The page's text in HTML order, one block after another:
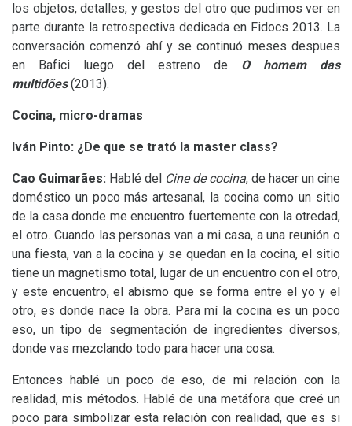
los objetos, detalles, y gestos del otro que pudimos ver en
parte durante la retrospectiva dedicada en Fidocs 2013. La
conversación comenzó ahí y se continuó meses despues
en Bafici luego del estreno de O homem das
multidões(2013).
Cocina, micro-dramas
Iván Pinto: ¿De que se trató la master class?
Cao Guimarães: Hablé del Cine de cocina, de hacer un cine
doméstico un poco más artesanal, la cocina como un sitio
de la casa donde me encuentro fuertemente con la otredad,
el otro. Cuando las personas van a mi casa, a una reunión o
una fiesta, van a la cocina y se quedan en la cocina, el sitio
tiene un magnetismo total, lugar de un encuentro con el otro,
y este encuentro, el abismo que se forma entre el yo y el
otro, es donde nace la obra. Para mí la cocina es un poco
eso, un tipo de segmentación de ingredientes diversos,
donde vas mezclando todo para hacer una cosa.
Entonces hablé un poco de eso, de mi relación con la
realidad, mis métodos. Hablé de una metáfora que creé un
poco para simbolizar esta relación con realidad, que es si